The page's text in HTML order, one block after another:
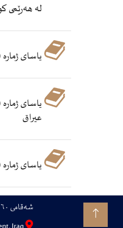
له‌ هه‌رێمی
یاسای ژماره‌ (7)ی ساڵی 2015 یاسای راكێشانی مایه‌ له‌ ڕێگای قه‌رزكردن له‌ هه‌رێمی
عیراق
یاسای ژماره‌ (9)ی ساڵی 2015 یاسای ماف و ئیمتیازاتی تاقانه‌كانی جینۆساید له‌هه‌رێمی
شەقامی ٦٠ مەتری-هەولێر / هەرێمی کوردستان-عێراق